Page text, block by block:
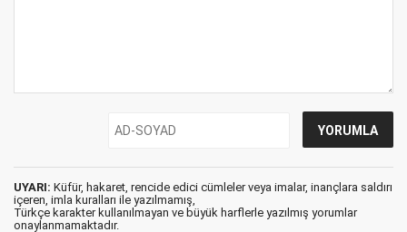
UYARI: Küfür, hakaret, rencide edici cümleler veya imalar, inançlara saldırı
içeren, imla kuralları ile yazılmamış,
Türkçe karakter kullanılmayan ve büyük harflerle yazılmış yorumlar
onaylanmamaktadır.